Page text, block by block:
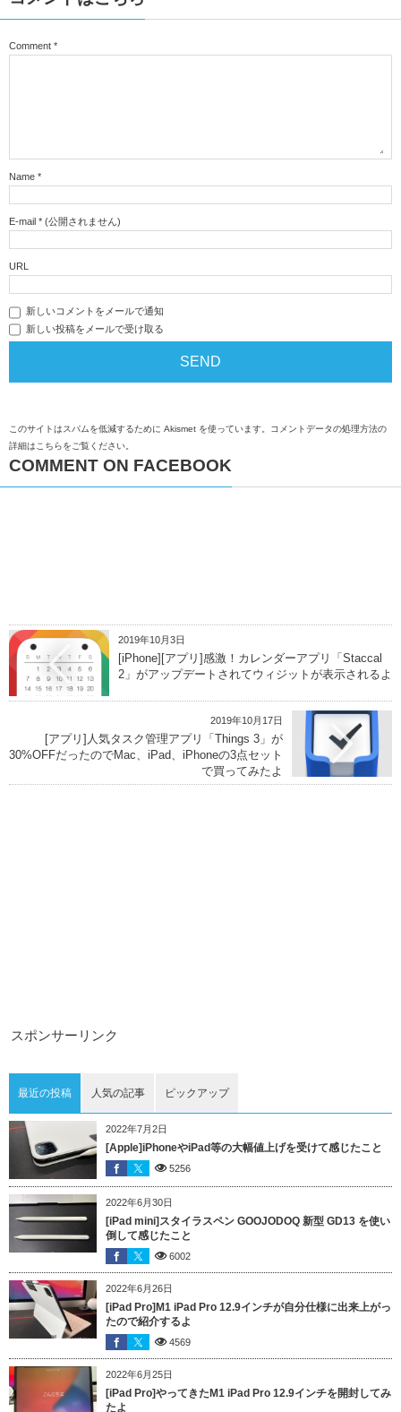
Comment *
Name *
E-mail * (公開されません)
URL
新しいコメントをメールで通知
新しい投稿をメールで受け取る
このサイトはスパムを低減するために Akismet を使っています。 コメントデータの処理方法の
詳細はこちらをご覧ください
COMMENT ON FACEBOOK
2019年10月3日
[iPhone][アプリ]感激！カレンダーアプリ「Staccal
2」がアップデートされてウィジットが表示されるよ
2019年10月17日
[アプリ]人気タスク管理アプリ「Things 3」が
30%OFFだったのでMac、iPad、iPhoneの3点セット
で買ってみたよ
スポンサーリンク
最近の投稿 人気の記事 ピックアップ
2022年7月2日
[Apple]iPhoneやiPad等の大幅値上げを受けて感じたこと
5256
2022年6月30日
[iPad mini]スタイラスペン GOOJODOQ 新型 GD13 を使い
倒して感じたこと
6002
2022年6月26日
[iPad Pro]M1 iPad Pro 12.9インチが自分仕様に出来上がっ
たので紹介するよ
4569
2022年6月25日
[iPad Pro]やってきたM1 iPad Pro 12.9インチを開封してみ
たよ